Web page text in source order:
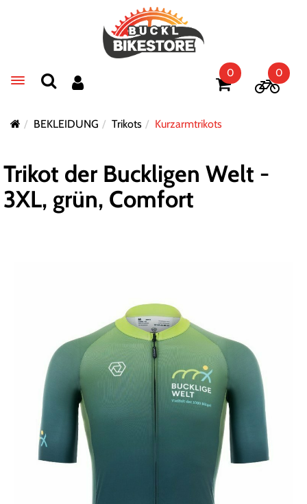
Toggle navigation
0 0
BEKLEIDUNG Trikots Kurzarmtrikots
Trikot der Buckligen Welt -
3XL, grün, Comfort